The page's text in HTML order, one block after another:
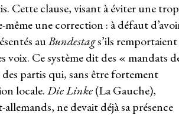
Cette clause, visant à éviter une trop
une correction : à défaut
auBundestags’ils remportaient
voix. Ce système dit des « mandats
partis qui, sans être fortement
locale.Die Linke(La Gauche),
allemands, ne devait déjà sa présence